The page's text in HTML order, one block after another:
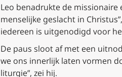
Leo benadrukte de missionaire
menselijke geslacht in
iedereen is uitgenodigd voor
De paus sloot af met een
we ons innerlijk laten vormen
liturgie”, zei hij.